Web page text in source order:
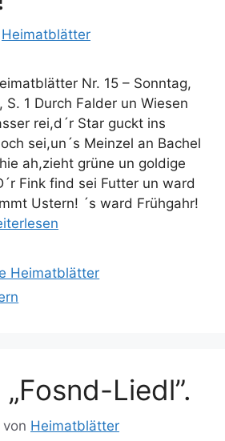
Heimatblätter
Nr. 15 – Sonntag,
S. 1 Durch Falder un Wiesen
rei,d´r Star guckt ins
sei,un´s Meinzel an Bachel
ah,zieht grüne un goldige
Fink find sei Futter un ward
Ustern! ´s ward Frühgahr!
Heimatblätter
Liedl”.
von Heimatblätter